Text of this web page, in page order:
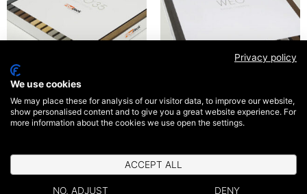
WEO®35 –
Coffret
WEO®60 –
Coffret
Privacy policy
We use cookies
We may place these for analysis of our visitor data, to improve our website,
show personalised content and to give you a great website experience. For
more information about the cookies we use open the settings.
ACCEPT ALL
NO, ADJUST DENY